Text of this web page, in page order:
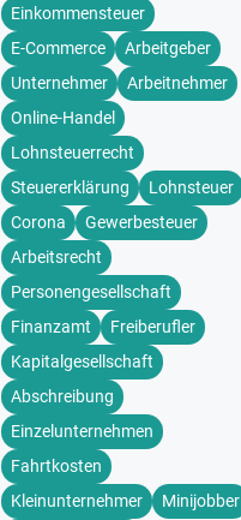
Einkommensteuer
E-Commerce
Arbeitgeber
Unternehmer
Arbeitnehmer
Online-Handel
Lohnsteuerrecht
Steuererklärung
Lohnsteuer
Corona
Gewerbesteuer
Arbeitsrecht
Personengesellschaft
Finanzamt
Freiberufler
Kapitalgesellschaft
Abschreibung
Einzelunternehmen
Fahrtkosten
Kleinunternehmer
Minijobber